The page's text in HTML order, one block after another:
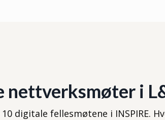
nettverksmøter i
digitale fellesmøtene i INSPIRE.